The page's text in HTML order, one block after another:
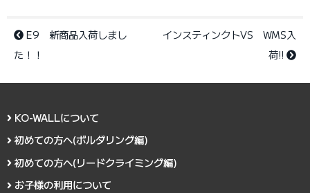
E9 新商品入荷しまし
た！！
インスティンクトVS WMS入
荷!!
KO-WALLについて
初めての方へ(ボルダリング編)
初めての方へ(リードクライミング編)
お子様の利用について